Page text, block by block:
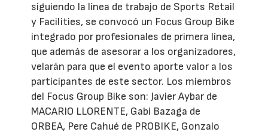
siguiendo la línea de trabajo de Sports Retail
y Facilities, se convocó un Focus Group Bike
integrado por profesionales de primera línea,
que además de asesorar a los organizadores,
velarán para que el evento aporte valor a los
participantes de este sector. Los miembros
del Focus Group Bike son: Javier Aybar de
MACARIO LLORENTE, Gabi Bazaga de
ORBEA, Pere Cahué de PROBIKE, Gonzalo